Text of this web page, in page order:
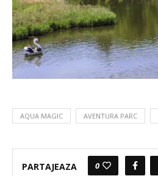
AQUA MAGIC AVENTURA PARC
PARTAJEAZA 0